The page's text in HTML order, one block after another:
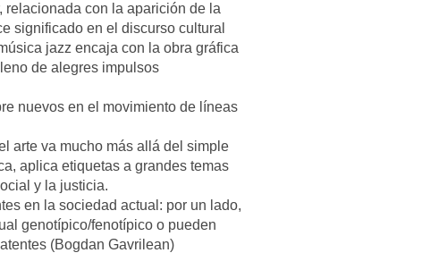
con la aparición de la
significado en el discurso cultural
jazz encaja con la obra gráfica
de alegres impulsos
nuevos en el movimiento de líneas
arte va mucho más allá del simple
aplica etiquetas a grandes temas
y la justicia.
en la sociedad actual: por un lado,
genotípico/fenotípico o pueden
(Bogdan Gavrilean)